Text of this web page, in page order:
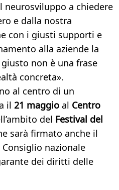
a chiedere
e dalla nostra
con i giusti supporti e
alla aziende la
non è una frase
concreta».
al centro di un
il 21 maggio al Centro
del Festival del
sarà firmato anche il
nazionale
dei diritti delle